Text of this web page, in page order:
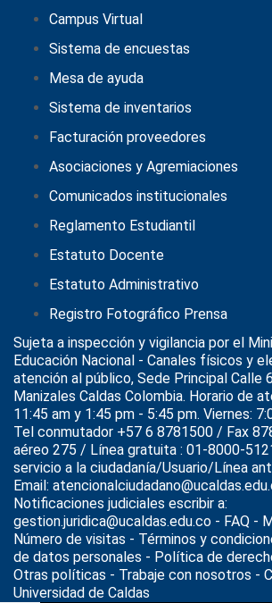
Campus Virtual
Sistema de encuestas
Mesa de ayuda
Sistema de inventarios
Facturación proveedores
Asociaciones y Agremiaciones
Comunicados institucionales
Reglamento Estudiantil
Estatuto Docente
Estatuto Administrativo
Registro Fotográfico Prensa
Sujeta a inspección y vigilancia por el
Educación Nacional - Canales físicos y
atención al público, Sede Principal Calle
Manizales Caldas Colombia. Horario de
11:45 am y 1:45 pm - 5:45 pm. Viernes:
Tel conmutador +57 6 8781500 / Fax
aéreo 275 / Línea gratuita : 01-8000-
servicio a la ciudadanía/Usuario/Línea
Email:
Notificaciones judiciales escribir a:
gestion.juridica@ucaldas.edu.co - FAQ -
Número de visitas - Términos y
de datos personales - Política de
Otras políticas - Trabaje con nosotros -
Universidad de Caldas